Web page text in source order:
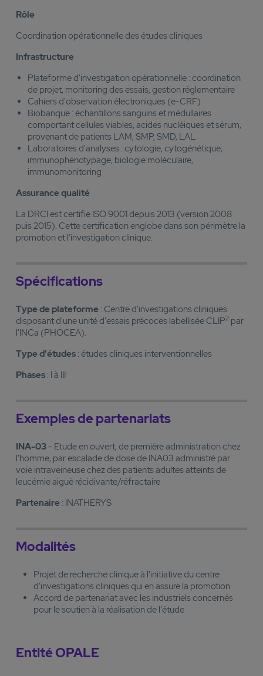
Rôle
Coordination opérationnelle des études cliniques
Infrastructure
Plateforme d'investigation opérationnelle : coordination
de projet, monitoring des essais, gestion réglementaire
Cahiers d'observation électroniques (e-CRF)
Biobanque : échantillons sanguins et médullaires
comportant cellules viables, acides nucléiques et sérum,
provenant de patients LAM, SMP, SMD, LAL
Laboratoires d'analyses : cytologie, cytogénétique,
immunophénotypage, biologie moléculaire,
immunomonitoring
Assurance qualité
La DRCI est certifie ISO 9001 depuis 2013 (version 2008
puis 2015). Cette certification englobe dans son périmètre la
promotion et l’investigation clinique.
Spécifications
Type de plateforme : Centre d'investigations cliniques
disposant d'une unité d'essais précoces labellisée CLIP2 par
l'INCa (PHOCEA).
Type d'études : études cliniques interventionnelles
Phases : I à III
Exemples de partenariats
INA-03 - Etude en ouvert, de première administration chez
l'homme, par escalade de dose de INA03 administré par
voie intraveineuse chez des patients adultes atteints de
leucémie aiguë récidivante/réfractaire
Partenaire : INATHERYS
Modalités
Projet de recherche clinique à l'initiative du centre
d'investigations cliniques qui en assure la promotion
Accord de partenariat avec les industriels concernés
pour le soutien à la réalisation de l'étude
Entité OPALE